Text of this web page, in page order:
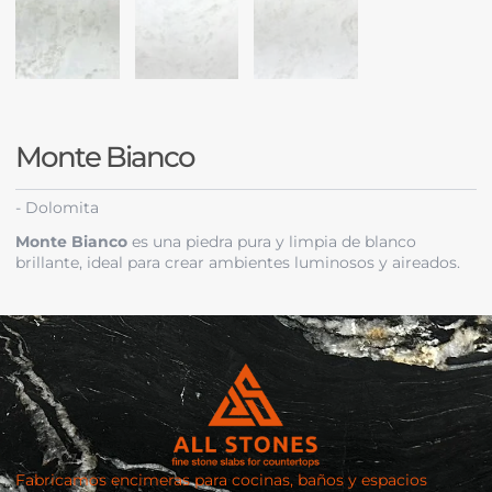
Monte Bianco
- Dolomita
Monte Bianco es una piedra pura y limpia de blanco
brillante, ideal para crear ambientes luminosos y aireados.
Fabricamos encimeras para cocinas, baños y espacios